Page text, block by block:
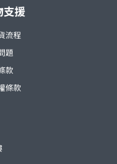
支援
流程
題
款
條款